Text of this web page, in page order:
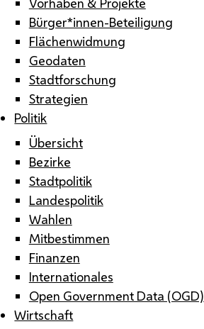
Bürger*innen-Beteiligung
Flächenwidmung
Geodaten
Stadtforschung
Strategien
Politik
Übersicht
Bezirke
Stadtpolitik
Landespolitik
Wahlen
Mitbestimmen
Finanzen
Internationales
Open Government Data (OGD)
Wirtschaft